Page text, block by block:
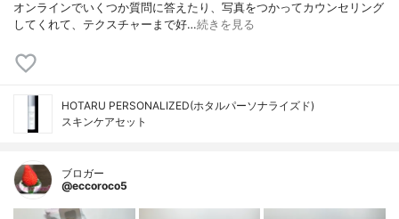
オンラインでいくつか質問に答えたり、写真をつかってカウンセリング
してくれて、テクスチャーまで好…続きを見る
HOTARU PERSONALIZED(ホタルパーソナライズド)
スキンケアセット
ブロガー
@eccoroco5